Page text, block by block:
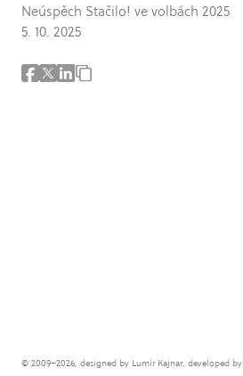
Neúspěch Stačilo! ve volbách 2025
5. 10. 2025
© 2009–2026, designed by Lumír Kajnar, developed by